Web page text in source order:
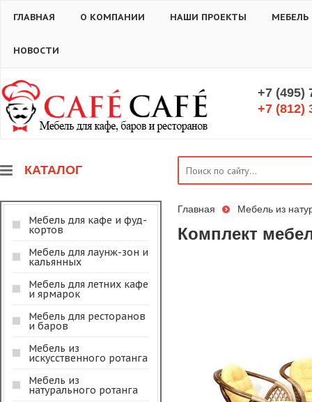
ГЛАВНАЯ О КОМПАНИИ НАШИ ПРОЕКТЫ
НОВОСТИ
+7 (495)
+7 (812)
КАТАЛОГ
Мебель для кафе и фуд-
кортов
Мебель для лаунж-зон и
кальянных
Мебель для летних кафе
и ярмарок
Мебель для ресторанов
и баров
Мебель из
искусственного ротанга
Мебель из
натурального ротанга
Главная Мебель из
Комплект